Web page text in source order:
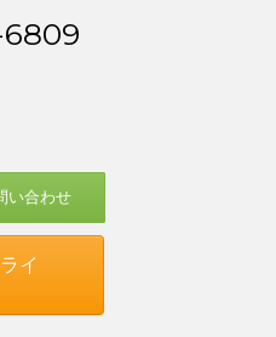
い合わせ
イ